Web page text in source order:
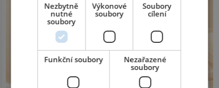
Nezbytně
nutné
soubory
Výkonové
soubory
Soubory
cílení
Funkční soubory
Nezařazené
soubory